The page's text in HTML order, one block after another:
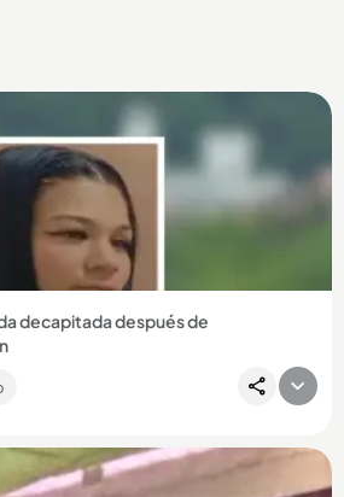
decapitada después de
fue reportada como desaparecida por
tras salir de su casa. ...